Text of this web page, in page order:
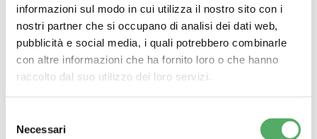
informazioni sul modo in cui utilizza il nostro sito con i
nostri partner che si occupano di analisi dei dati web,
pubblicità e social media, i quali potrebbero combinarle
con altre informazioni che ha fornito loro o che hanno
raccolto dal suo utilizzo dei loro servizi.
delNecessari
Articoli correlati
Il paradosso delle imprese di pulizia: